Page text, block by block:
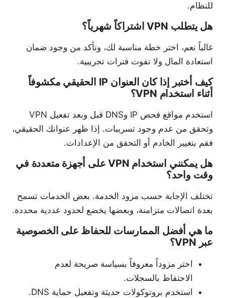
للنظام.
هل يتطلب VPN اشتراكاً شهرياً؟
غالباً نعم، اختر خطة مناسبة لك، وتأكد من وجود ضمان
استعادة المال ولا تفوت فترات تجريبية.
كيف أختبر إذا كان العنوان IP الحقيقي مكشوفاً
أثناء استخدام VPN؟
استخدم مواقع فحص IP وDNS قبل وبعد تفعيل VPN
وتحقق من عدم وجود تسريبات. إذا ظهر عنوانك الحقيقي،
فقم بتغيير الخادم أو التحقق من الإعدادات.
هل يمكنني استخدام VPN على أجهزة متعددة في
وقت واحد؟
تختلف الإجابة حسب مزود الخدمة. بعض الخدمات تسمح
بعدة اتصالات متزامنة، وبعضها يخضع لحدود عددية محددة.
ما هي أفضل الممارسات للحفاظ على الخصوصية
عبر VPN؟
اختر مزوداً معروفاً بسياسة صريحة لعدم
الاحتفاظ بالسجلات.
استخدم بروتوكولات حديثة وتفعيل حماية DNS.